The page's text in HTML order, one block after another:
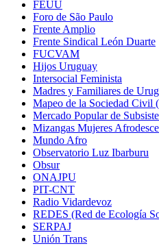
FEUU
Foro de São Paulo
Frente Amplio
Frente Sindical León Duarte
FUCVAM
Hijos Uruguay
Intersocial Feminista
Madres y Familiares de
Mapeo de la Sociedad Civil
Mercado Popular de
Mizangas Mujeres
Mundo Afro
Observatorio Luz Ibarburu
Obsur
ONAJPU
PIT-CNT
Radio Vidardevoz
REDES (Red de Ecología
SERPAJ
Unión Trans